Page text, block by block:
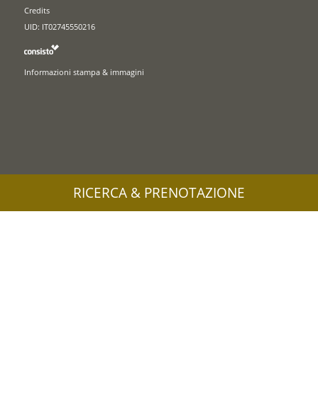
Credits
UID: IT02745550216
Informazioni stampa & immagini
RICERCA & PRENOTAZIONE